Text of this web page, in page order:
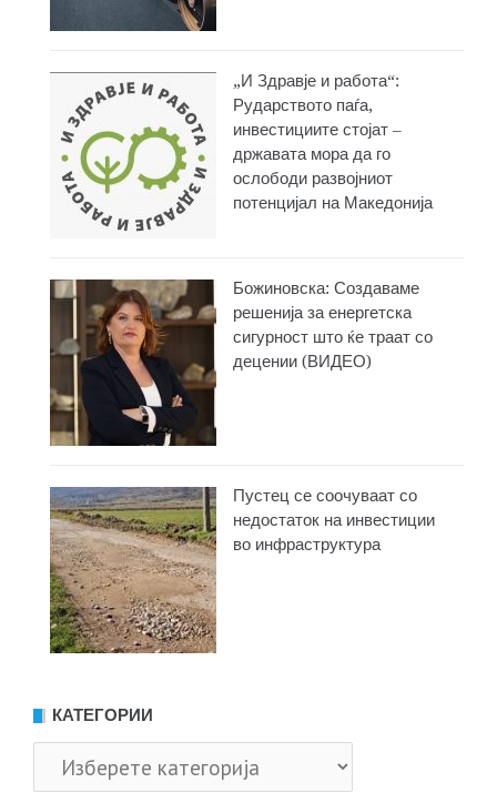
„И Здравје и работа“:
Рударството паѓа,
инвестициите стојат –
државата мора да го
ослободи развојниот
потенцијал на Македонија
Божиновска: Создаваме
решенија за енергетска
сигурност што ќе траат со
децении (ВИДЕО)
Пустец се соочуваат со
недостаток на инвестиции
во инфраструктура
КАТЕГОРИИ
Категории